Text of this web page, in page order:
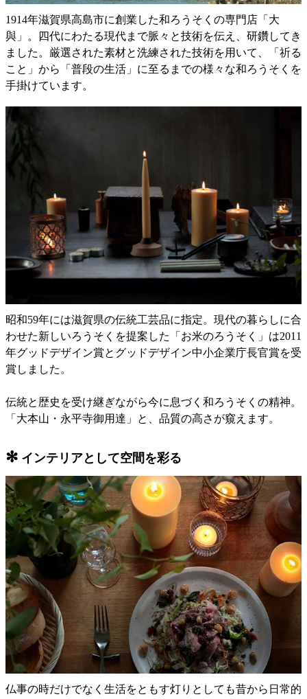
1914年滋賀県高島市に創業した和ろうそくの専門店「大
與」。四代にわたる現代まで脈々と技術を伝え、研鑽してき
ました。厳選された素材と洗練された技術を用いて、「祈る
こと」から「普段の生活」に至るまでの様々な和ろうそくを
手掛けています。
昭和59年には滋賀県の伝統工芸品に指定。現代の暮らしに合
わせた新しいろうそくを提案した「お米のろうそく」は2011
年グッドデザイン賞とグッドデザイン中小企業庁長官賞を受
賞しました。
伝統と歴史を受け継ぎながら今に息づく和ろうそくの精神。
「大本山・永平寺御用達」と、品質の高さが窺えます。
✻ インテリアとして空間を彩る
仏事の時だけでなく生活をともす灯りとしても昔から日常的